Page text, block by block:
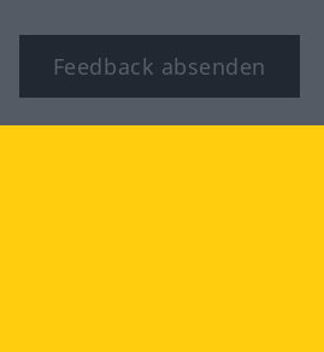
Feedback absenden